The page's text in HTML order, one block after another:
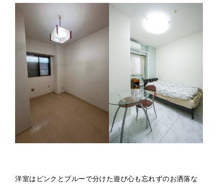
洋室はピンクとブルーで分けた遊び心も忘れずのお洒落な